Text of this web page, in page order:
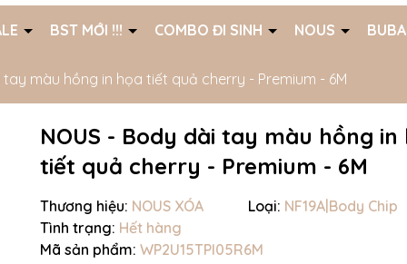
BST MỚI !!! COMBO ĐI SINH NOUS
tay màu hồng in họa tiết quả cherry - Premium - 6M
NOUS - Body dài tay màu hồng in
tiết quả cherry - Premium - 6M
Thương hiệu: NOUS XÓA Loại: NF19A|Body Chip
Tình trạng: Hết hàng
Mã sản phẩm: WP2U15TPI05R6M
Mã giảm giá: